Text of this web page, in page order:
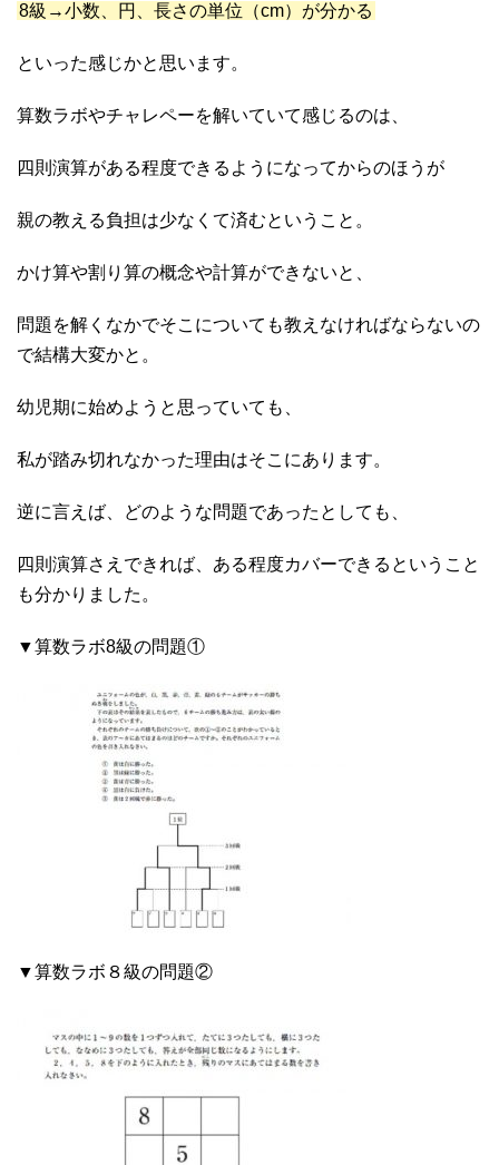
8級→小数、円、長さの単位（cm）が分かる
といった感じかと思います。
算数ラボやチャレペーを解いていて感じるのは、
四則演算がある程度できるようになってからのほうが
親の教える負担は少なくて済むということ。
かけ算や割り算の概念や計算ができないと、
問題を解くなかでそこについても教えなければならないの
で結構大変かと。
幼児期に始めようと思っていても、
私が踏み切れなかった理由はそこにあります。
逆に言えば、どのような問題であったとしても、
四則演算さえできれば、ある程度カバーできるということ
も分かりました。
▼算数ラボ8級の問題①
▼算数ラボ８級の問題②